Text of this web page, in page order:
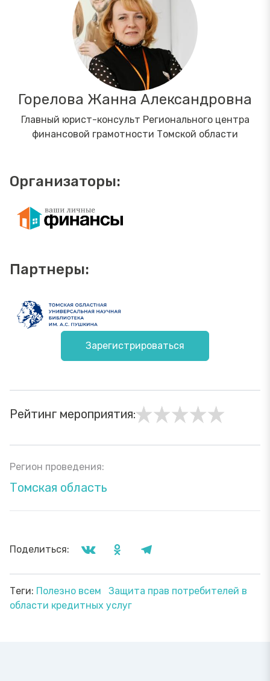
Горелова Жанна Александровна
Главный юрист-консульт Регионального центра
финансовой грамотности Томской области
Организаторы:
Партнеры:
Зарегистрироваться
Рейтинг мероприятия:
Регион проведения:
Томская область
Поделиться:
Теги: Полезно всем
Защита прав потребителей в
области кредитных услуг